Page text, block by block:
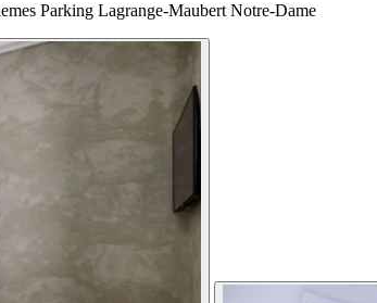
Parking Lagrange-Maubert Notre-Dame